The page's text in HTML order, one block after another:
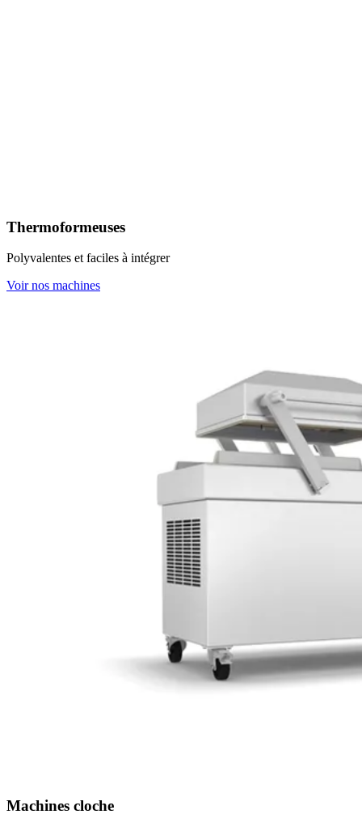
Thermoformeuses
Polyvalentes et faciles à intégrer
Voir nos machines
Machines cloche